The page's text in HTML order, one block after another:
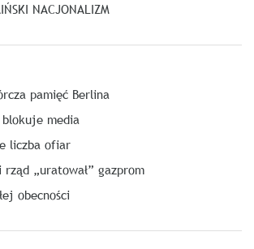
NACJONALIZM
pamięć Berlina
blokuje media
liczba ofiar
rząd „uratował” gazprom
obecności